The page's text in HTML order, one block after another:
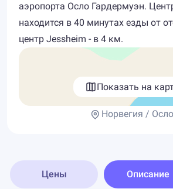
аэропорта Осло Гардермуэн.
находится в 40 минутах езды от
центр Jessheim - в 4 км.
Показать на
Норвегия / Осло
Цены Описание